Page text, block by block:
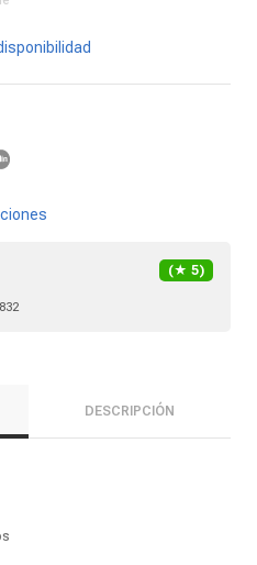
(★ 5)
DESCRIPCIÓN